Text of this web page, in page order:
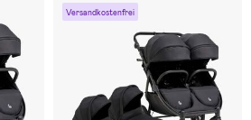
Versandkostenfrei